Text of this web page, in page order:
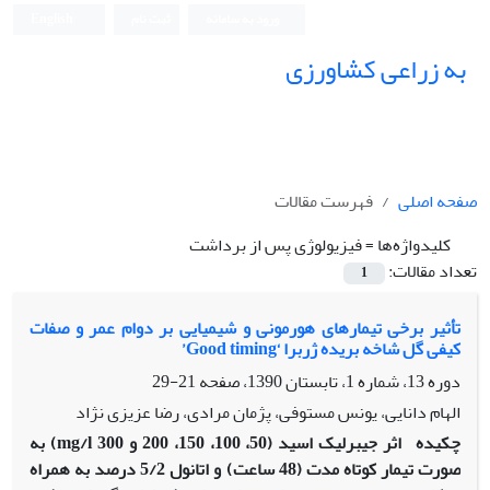
به زراعی کشاورزی
صفحه اصلی
فهرست مقالات
کلیدواژه‌ها =فیزیولوژی پس از برداشت
تعداد مقالات:
1
تأثیر برخی تیمارهای هورمونی و شیمیایی بر دوام عمر و صفات
کیفی گل شاخه بریده ژربرا ‘Good timing’
دوره 13، شماره 1، تابستان 1390، صفحه
21-29
الهام دانایی، یونس مستوفی، پژمان مرادی، رضا عزیزی نژاد
چکیده
اثر جیبرلیک اسید (50، 100، 150، 200 و 300 mg/l) به
صورت تیمار کوتاه مدت (48 ساعت) و اتانول 5/2 درصد به همراه